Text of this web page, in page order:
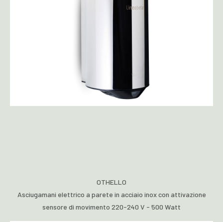
OTHELLO
Asciugamani elettrico a parete in acciaio inox con attivazione
sensore di movimento 220-240 V - 500 Watt